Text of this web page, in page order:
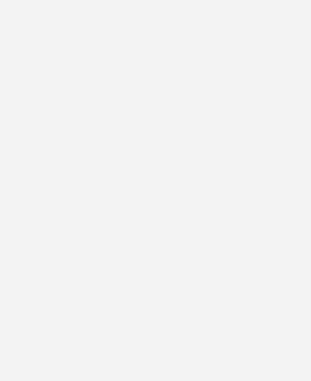
Glases.
die hohe Beständigkeit (Klasse A
mit unbegrenzter Haltbarkeit. Die
und das Vorspannen entsprechen der
der gleichen Dicke. Der neue „AGC
die Beschichtung sowohl vor, als auch nach
sodass die unbeschichtete Seite per
kann – einfacher für Verarbeiter und
ist Luxclear